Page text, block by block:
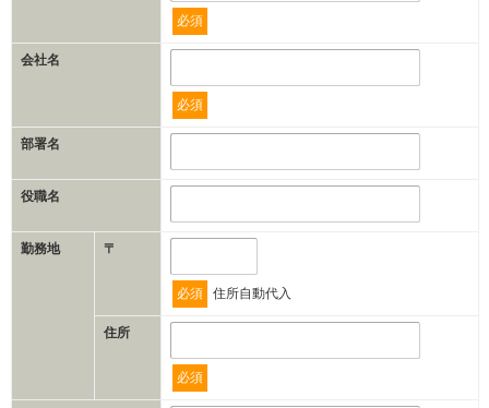
必須
会社名
必須
部署名
役職名
勤務地 〒
必須 住所自動代入
住所
必須